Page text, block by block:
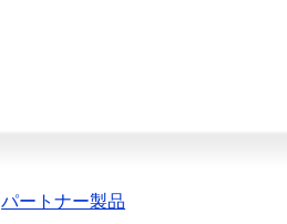
パートナー製品